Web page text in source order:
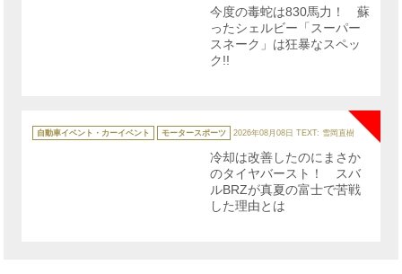
今度の毒蛇は830馬力！ 蘇
ったシェルビー「スーパー
スネーク」は狂暴なスペッ
ク!!
テ
ゴ
自動車イベント・カーイベント モータースポーツ 2026年08月08日 TEXT: 雪岡直樹
冷却は改善したのにまさか
のタイヤバースト！ スバ
ルBRZが真夏の富士で苦戦
した理由とは